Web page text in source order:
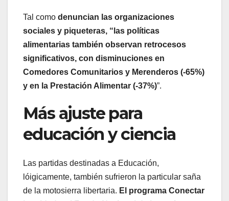
Tal como denuncian las organizaciones
sociales y piqueteras, “las políticas
alimentarias también observan retrocesos
significativos, con disminuciones en
Comedores Comunitarios y Merenderos (-65%)
y en la Prestación Alimentar (-37%)”.
Más ajuste para
educación y ciencia
Las partidas destinadas a Educación,
lóigicamente, también sufrieron la particular saña
de la motosierra libertaria. El programa Conectar